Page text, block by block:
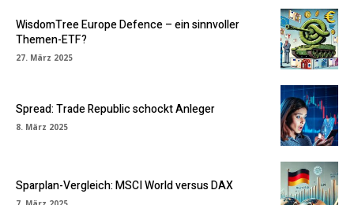
WisdomTree Europe Defence – ein sinnvoller
Themen-ETF?
27. März 2025
Spread: Trade Republic schockt Anleger
8. März 2025
Sparplan-Vergleich: MSCI World versus DAX